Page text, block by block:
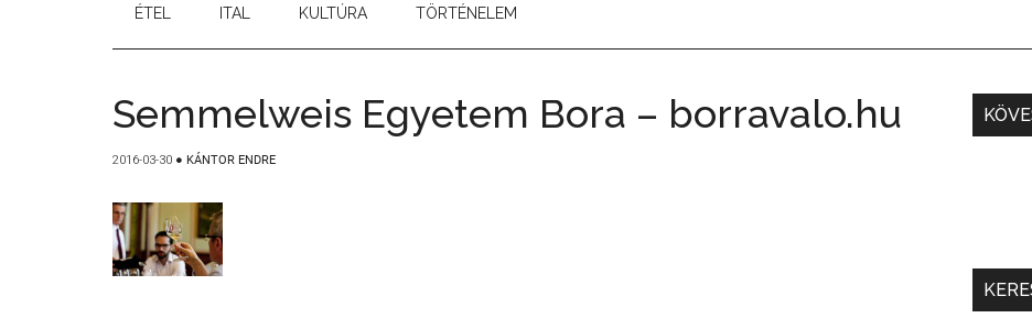
ÉTEL ITAL KULTÚRA TÖRTÉNELEM
Semmelweis Egyetem Bora – borravalo.hu
2016-03-30 ● KÁNTOR ENDRE